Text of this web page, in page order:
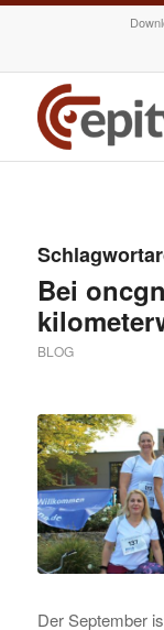
Bei
BLOG
Der September